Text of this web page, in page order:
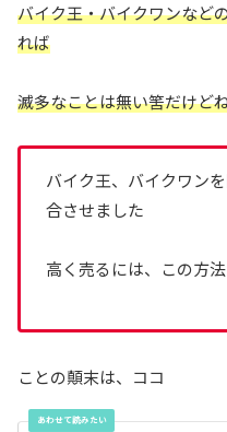
バイク王・バイクワンなど
れば
滅多なことは無い筈だけど
バイク王、バイクワン
合させました
高く売るには、この方法
ことの顛末は、ココ